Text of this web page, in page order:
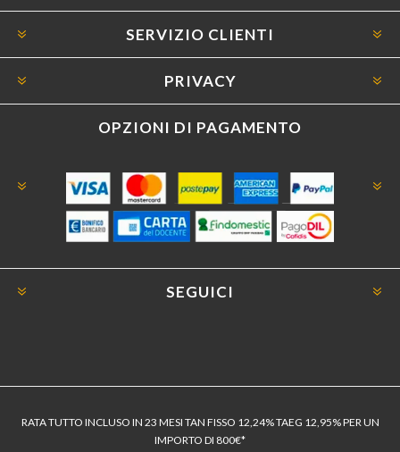
SERVIZIO CLIENTI
PRIVACY
OPZIONI DI PAGAMENTO
SEGUICI
RATA TUTTO INCLUSO IN 23 MESI TAN FISSO 12,24% TAEG 12,95% PER UN
IMPORTO DI 800€*